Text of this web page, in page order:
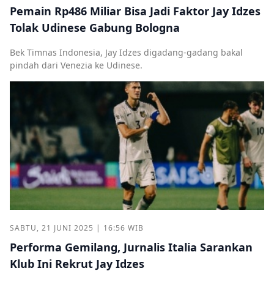
Pemain Rp486 Miliar Bisa Jadi Faktor Jay Idzes
Tolak Udinese Gabung Bologna
Bek Timnas Indonesia, Jay Idzes digadang-gadang bakal
pindah dari Venezia ke Udinese.
SABTU, 21 JUNI 2025 | 16:56 WIB
Performa Gemilang, Jurnalis Italia Sarankan
Klub Ini Rekrut Jay Idzes